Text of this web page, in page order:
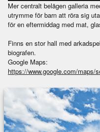
Mer centralt belägen galleria
utrymme för barn att röra sig
för en eftermiddag med mat,
Finns en stor hall med
biografen.
Google Maps:
https://www.google.com/maps/